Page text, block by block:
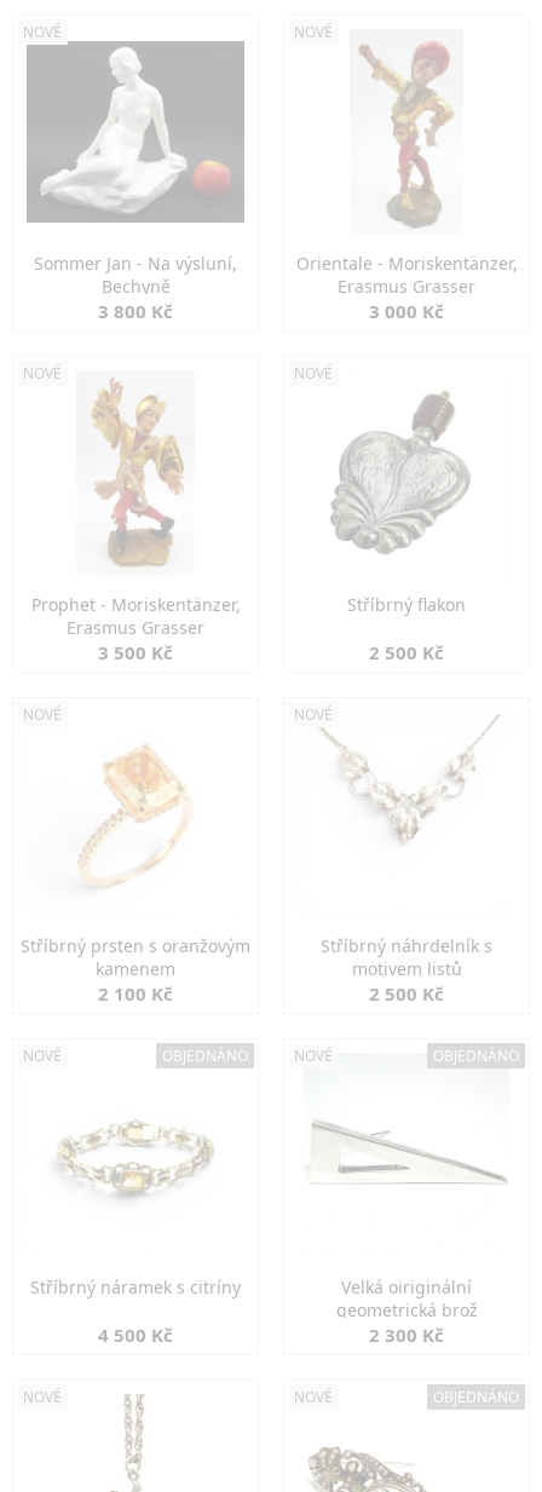
NOVÉ
Sommer Jan - Na výsluní,
Bechyně
3 800 Kč
NOVÉ
Orientale - Moriskentänzer,
Erasmus Grasser
3 000 Kč
NOVÉ
Prophet - Moriskentänzer,
Erasmus Grasser
3 500 Kč
NOVÉ
Stříbrný flakon
2 500 Kč
NOVÉ
Stříbrný prsten s oranžovým
kamenem
2 100 Kč
NOVÉ
Stříbrný náhrdelník s
motivem listů
2 500 Kč
NOVÉ OBJEDNÁNO
Stříbrný náramek s citríny
4 500 Kč
NOVÉ OBJEDNÁNO
Velká oiriginální
geometrická brož
2 300 Kč
NOVÉ NOVÉ OBJEDNÁNO